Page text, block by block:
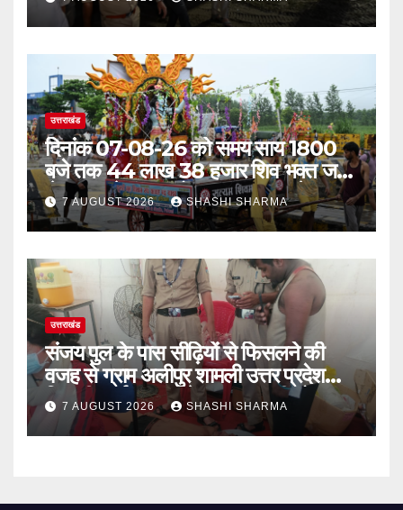
देर रात्रि पहुंचे
उत्तराखंड
दिनांक 07-08-26 को समय साय 1800
बजे तक 44 लाख 38 हजार शिव भक्त जल
लेकर अपने गंतव्य को प्रस्थान कर चुके
7 AUGUST 2026 SHASHI SHARMA
उत्तराखंड
संजय पुल के पास सीढ़ियों से फिसलने की
वजह से ग्राम अलीपुर शामली उत्तर प्रदेश
निवासी आर्यन कुमार के सर पर गहरी चोट आ
गई
7 AUGUST 2026 SHASHI SHARMA